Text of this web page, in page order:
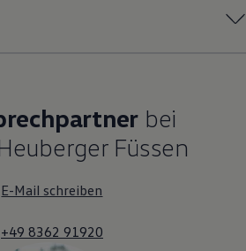
bei
Füssen
E-Mail schreiben
+49 8362 91920